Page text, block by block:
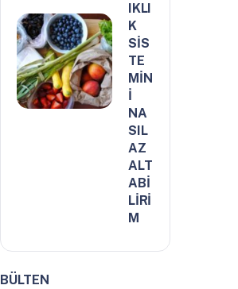
IKLI
K
SİS
TE
MİN
İ
NA
SIL
AZ
ALT
ABİ
LİRİ
M
BÜLTEN